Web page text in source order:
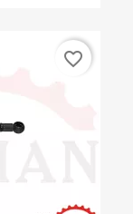
favorite_border